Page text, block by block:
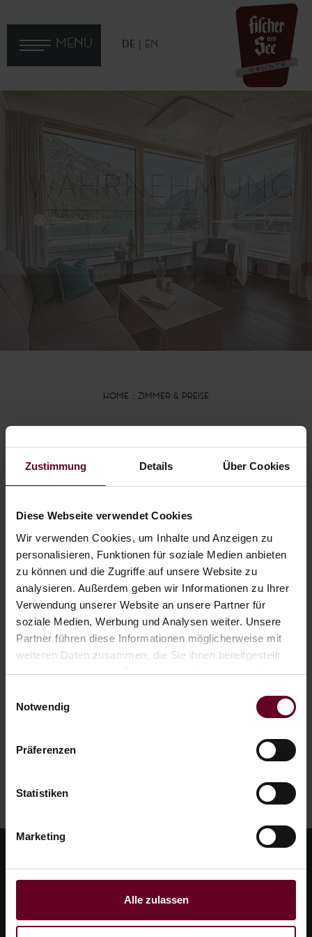
Zustimmung Details Über Cookies
Diese Webseite verwendet Cookies
Wir verwenden Cookies, um Inhalte und Anzeigen zu
personalisieren, Funktionen für soziale Medien anbieten
zu können und die Zugriffe auf unsere Website zu
analysieren. Außerdem geben wir Informationen zu Ihrer
Verwendung unserer Website an unsere Partner für
soziale Medien, Werbung und Analysen weiter. Unsere
Partner führen diese Informationen möglicherweise mit
weiteren Daten zusammen, die Sie ihnen bereitgestellt
haben oder die sie im Rahmen Ihrer Nutzung der Dienste
Notwendig
Präferenzen
Statistiken
Marketing
Alle zulassen
MENÜ DE EN
HOME ZIMMER & PREISE
Unverbindlich
anfragen
URLAUB IM HOTEL FISCHER AM
SEE
Wir freuen uns, Ihnen Ihr individuelles
Urlaubsangebot unterbreiten zu dürfen. Sie
erhalten unsere Antwort umgehend per E-
Mail.